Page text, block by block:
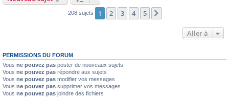
208 sujets 1 2 3 4 5
Aller à
PERMISSIONS DU FORUM
Vous ne pouvez pas poster de nouveaux sujets
Vous ne pouvez pas répondre aux sujets
Vous ne pouvez pas modifier vos messages
Vous ne pouvez pas supprimer vos messages
Vous ne pouvez pas joindre des fichiers